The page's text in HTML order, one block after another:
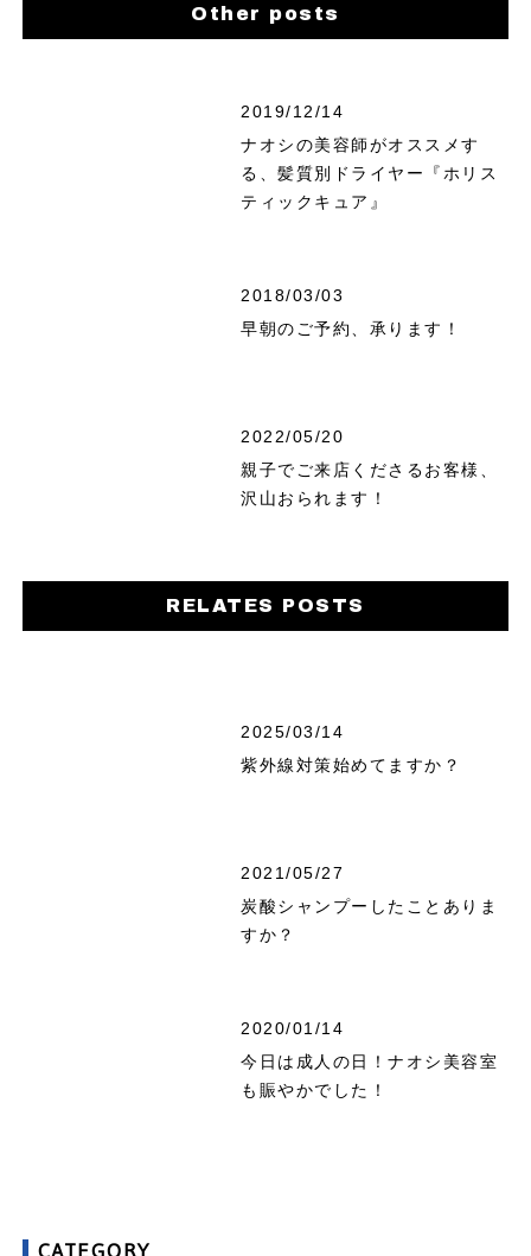
Other posts
2019/12/14
ナオシの美容師がオススメす
る、髪質別ドライヤー『ホリス
ティックキュア』
2018/03/03
早朝のご予約、承ります！
2022/05/20
親子でご来店くださるお客様、
沢山おられます！
RELATES POSTS
2025/03/14
紫外線対策始めてますか？
2021/05/27
炭酸シャンプーしたことありま
すか？
2020/01/14
今日は成人の日！ナオシ美容室
も賑やかでした！